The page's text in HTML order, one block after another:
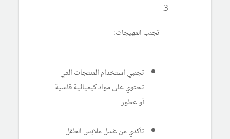
تجنب المهيجات:
تجنبي استخدام المنتجات التي
تحتوي على مواد كيميائية قاسية
أو عطور.
تأكدي من غسل ملابس الطفل